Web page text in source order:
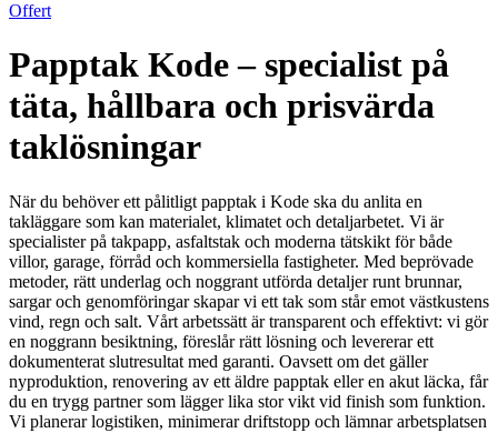
Offert
Papptak Kode – specialist på
täta, hållbara och prisvärda
taklösningar
När du behöver ett pålitligt papptak i Kode ska du anlita en
takläggare som kan materialet, klimatet och detaljarbetet. Vi är
specialister på takpapp, asfaltstak och moderna tätskikt för både
villor, garage, förråd och kommersiella fastigheter. Med beprövade
metoder, rätt underlag och noggrant utförda detaljer runt brunnar,
sargar och genomföringar skapar vi ett tak som står emot västkustens
vind, regn och salt. Vårt arbetssätt är transparent och effektivt: vi gör
en noggrann besiktning, föreslår rätt lösning och levererar ett
dokumenterat slutresultat med garanti. Oavsett om det gäller
nyproduktion, renovering av ett äldre papptak eller en akut läcka, får
du en trygg partner som lägger lika stor vikt vid finish som funktion.
Vi planerar logistiken, minimerar driftstopp och lämnar arbetsplatsen